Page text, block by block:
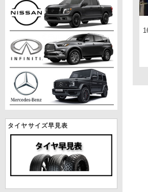
タイヤサイズ早見表